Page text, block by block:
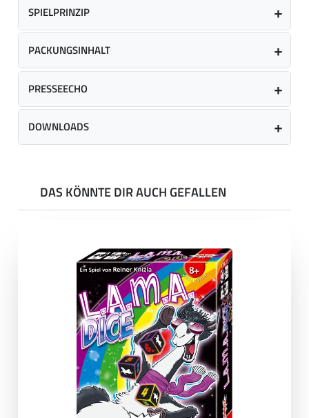
SPIELPRINZIP
PACKUNGSINHALT
PRESSEECHO
DOWNLOADS
DAS KÖNNTE DIR AUCH GEFALLEN